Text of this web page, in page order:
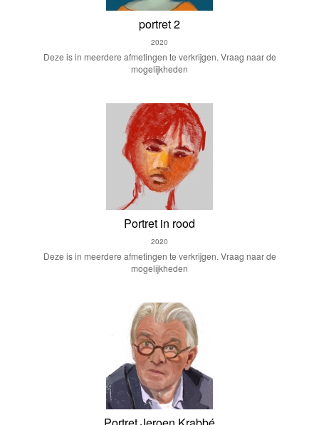
portret 2
2020
Deze is in meerdere afmetingen te verkrijgen. Vraag naar de
mogelijkheden
Portret in rood
2020
Deze is in meerdere afmetingen te verkrijgen. Vraag naar de
mogelijkheden